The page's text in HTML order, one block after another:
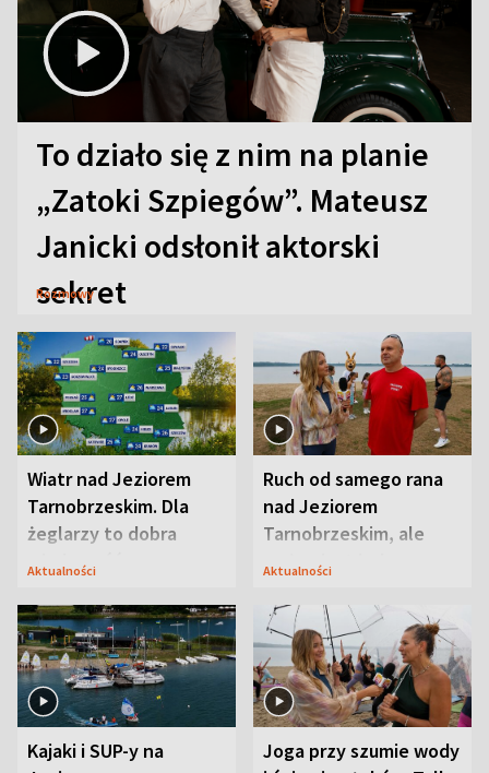
To działo się z nim na planie
„Zatoki Szpiegów”. Mateusz
Janicki odsłonił aktorski
sekret
Rozmowy
Wiatr nad Jeziorem
Tarnobrzeskim. Dla
żeglarzy to dobra
wiadomość
Aktualności
Ruch od samego rana
nad Jeziorem
Tarnobrzeskim, ale
ważna jest jedna
Aktualności
Kajaki i SUP-y na
Joga przy szumie wody